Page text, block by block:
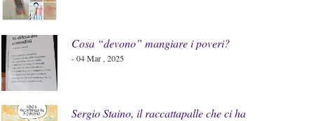
Cosa “devono” mangiare i poveri?
- 04 Mar , 2025
Sergio Staino, il raccattapalle che ci ha